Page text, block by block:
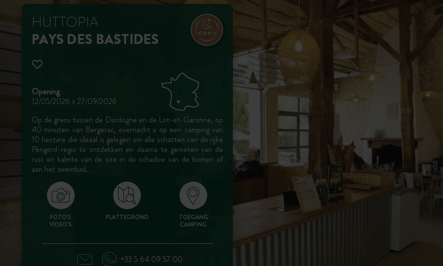
HUTTOPIA
PAYS DES BASTIDES
Opening
12/05/2026 > 27/09/2026
Op de grens tussen de Dordogne en de Lot-et-Garonne, op
40 minuten van Bergerac, overnacht u op een camping van
10 hectare die ideaal is gelegen om alle schatten van de rijke
Périgord-regio te ontdekken en daarna te genieten van de
rust en kalmte van de site in de schaduw van de bomen of
aan het zwembad.
FOTO'S
VIDEO'S
PLATTEGROND
TOEGANG
CAMPING
+33 5 64 09 57 00